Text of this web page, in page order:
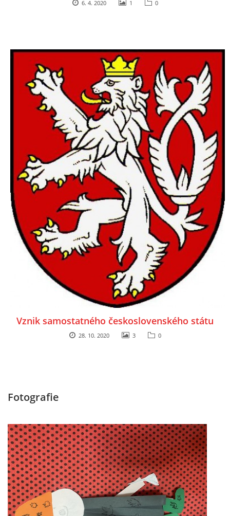
6. 4. 2020 1 0
Vznik samostatného československého státu
28. 10. 2020 3 0
Fotografie